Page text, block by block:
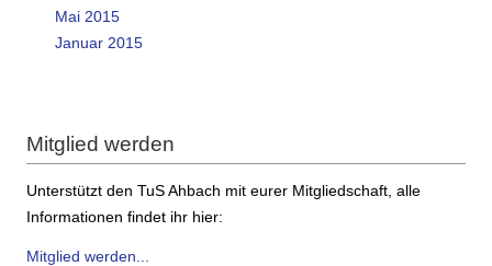
Mai 2015
Januar 2015
Mitglied werden
Unterstützt den TuS Ahbach mit eurer Mitgliedschaft, alle
Informationen findet ihr hier:
Mitglied werden...